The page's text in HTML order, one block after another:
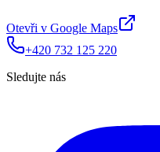
Otevři v Google Maps
+420 732 125 220
Sledujte nás